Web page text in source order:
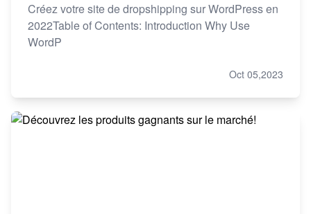
Créez votre site de dropshipping sur WordPress en
2022Table of Contents: Introduction Why Use
WordP
Oct 05,2023